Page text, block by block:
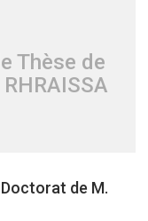
Thèse de
de M.